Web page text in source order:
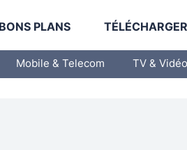
BONS PLANS
Mobile & Telecom TV & Vidéo